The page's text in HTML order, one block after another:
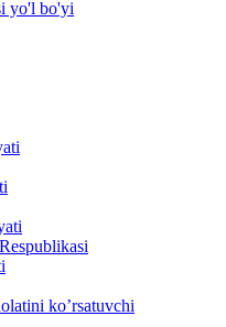
yo'l bo'yi
ko’rsatuvchi